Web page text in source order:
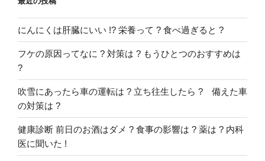
にんにくは肝臓にいい !? 栄養って ? 食べ過ぎると ?
フケの原因ってなに ? 対策は ? もうひとつのおすすめは
?
吹雪にあったら車の運転は ? 立ち往生したら ? 備えた車
の対策は ?
健康診断 前日のお酒はダメ ? 食事の影響は ? 薬は ? 内科
医に聞いた !